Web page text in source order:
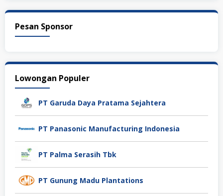
Pesan Sponsor
Lowongan Populer
PT Garuda Daya Pratama Sejahtera
PT Panasonic Manufacturing Indonesia
PT Palma Serasih Tbk
PT Gunung Madu Plantations